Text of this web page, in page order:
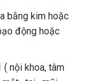
bằng kim hoặc
động hoặc
nội khoa, tâm